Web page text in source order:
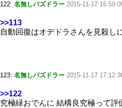
122: 名無しパズドラー 2015-11-17
>>113
自動回復はオデドラさんを見殺し
123: 名無しパズドラー 2015-11-17
>>122
究極緑おでんに 結構良究極って